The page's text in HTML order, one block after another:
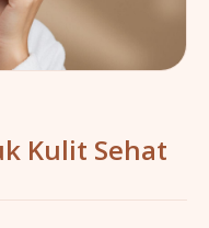
Kulit Sehat